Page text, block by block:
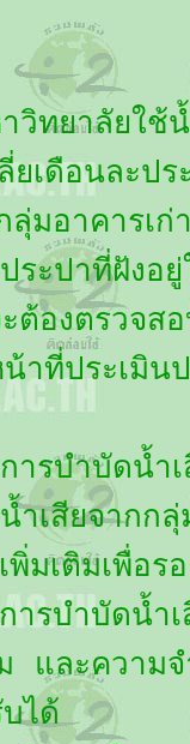
วิทยาลัยใช้
ยเดือนละป
มอาคารเ
ระปาที่ฝัง
ต้องตรวจ
าที่ประเมิ
ารบำบัดน้ำ
ำเสียจากก
พิ่มเติมเพื่อ
การบำบัดน้
และความ
ได้